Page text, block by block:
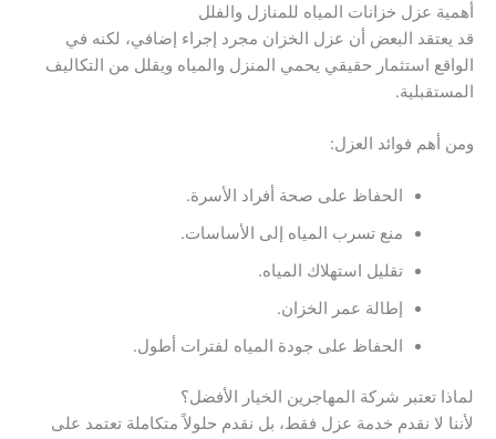
أهمية عزل خزانات المياه للمنازل والفلل
قد يعتقد البعض أن عزل الخزان مجرد إجراء إضافي، لكنه في
الواقع استثمار حقيقي يحمي المنزل والمياه ويقلل من التكاليف
المستقبلية.
ومن أهم فوائد العزل:
الحفاظ على صحة أفراد الأسرة.
منع تسرب المياه إلى الأساسات.
تقليل استهلاك المياه.
إطالة عمر الخزان.
الحفاظ على جودة المياه لفترات أطول.
لماذا تعتبر شركة المهاجرين الخيار الأفضل؟
لأننا لا نقدم خدمة عزل فقط، بل نقدم حلولاً متكاملة تعتمد على